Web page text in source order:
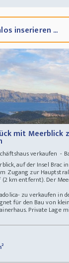
inserieren ...
mit Meerblick
verkaufen -
auf der Insel Brac
Zugang zur
km entfernt). Der
zu verkaufen in
für den Bau von
Private Lage